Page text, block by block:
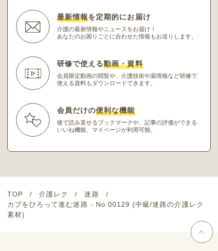
最新情報を定期的にお届け
介護の最新情報やニュースをお届け！
あなたのお困りごとに合わせた情報もお送りします。
研修で使える動画・資料
会員限定動画の閲覧や、介護技術や薬情報など研修で
使える資料もダウンロードできます。
会員だけの便利な機能
後で読み直せるブックマークや、記事の評価ができる
いいね機能、マイページが利用可能。
TOP 介護レク
迷路
カブをひろって進む迷路 - No.00129 (中級/迷路の介護レク
素材)